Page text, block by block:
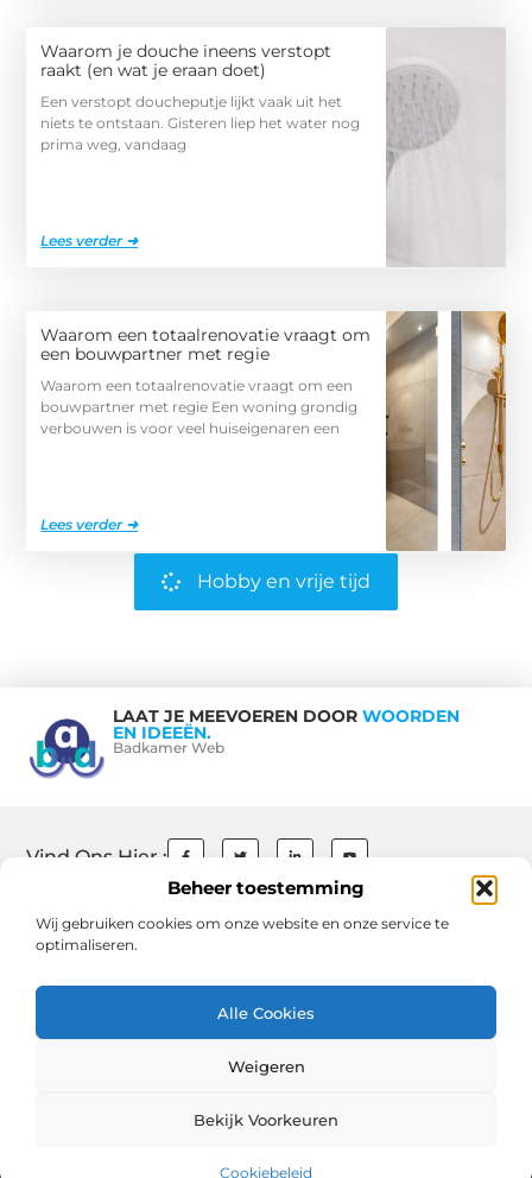
Beheer toestemming
Wij gebruiken cookies om onze website en onze service te
optimaliseren.
Alle Cookies
Weigeren
Bekijk Voorkeuren
Cookiebeleid
Waarom je douche ineens verstopt
raakt (en wat je eraan doet)
Een verstopt doucheputje lijkt vaak uit het
niets te ontstaan. Gisteren liep het water nog
prima weg, vandaag
Lees verder ➜
Waarom een totaalrenovatie vraagt om
een bouwpartner met regie
Waarom een totaalrenovatie vraagt om een
bouwpartner met regie Een woning grondig
verbouwen is voor veel huiseigenaren een
Lees verder ➜
Hobby en vrije tijd
LAAT JE MEEVOEREN DOOR WOORDEN
EN IDEEËN.
Badkamer Web
Vind Ons Hier :
Website index Cookiebeleid (EU)
Goede Backlinks: De Sleutel tot Succesvolle SEO en Hogere Rankings
Geld Verdienen via Internet: Jouw Gids naar Online Inkomen en Vrijheid